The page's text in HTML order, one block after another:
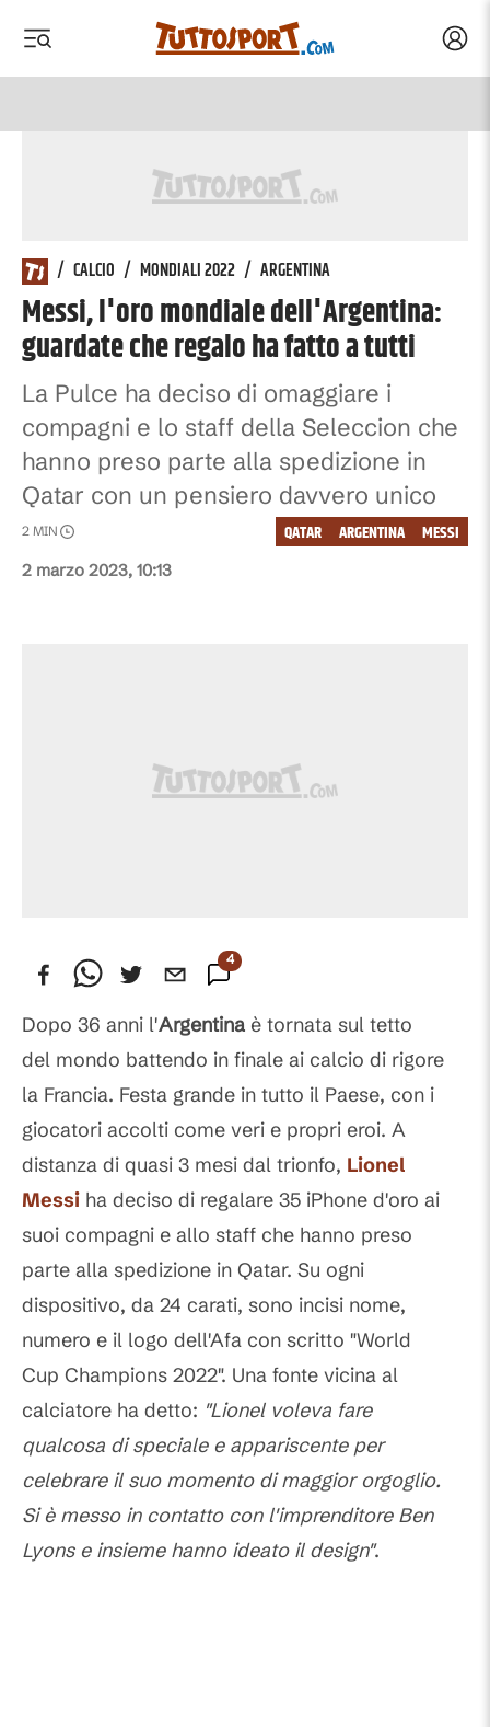
/ CALCIO / MONDIALI 2022 / ARGENTINA
Messi, l'oro mondiale dell'Argentina:
guardate che regalo ha fatto a tutti
La Pulce ha deciso di omaggiare i
compagni e lo staff della Seleccion che
hanno preso parte alla spedizione in
Qatar con un pensiero davvero unico
2 marzo 2023, 10:13
2 MIN MESSI
ARGENTINA
QATAR
4
Dopo 36 anni l'Argentina è tornata sul tetto
del mondo battendo in finale ai calcio di rigore
la Francia. Festa grande in tutto il Paese, con i
giocatori accolti come veri e propri eroi. A
distanza di quasi 3 mesi dal trionfo, Lionel
Messi ha deciso di regalare 35 iPhone d'oro ai
suoi compagni e allo staff che hanno preso
parte alla spedizione in Qatar. Su ogni
dispositivo, da 24 carati, sono incisi nome,
numero e il logo dell'Afa con scritto "World
Cup Champions 2022". Una fonte vicina al
calciatore ha detto: "Lionel voleva fare
qualcosa di speciale e appariscente per
celebrare il suo momento di maggior orgoglio.
Si è messo in contatto con l'imprenditore Ben
Lyons e insieme hanno ideato il design".